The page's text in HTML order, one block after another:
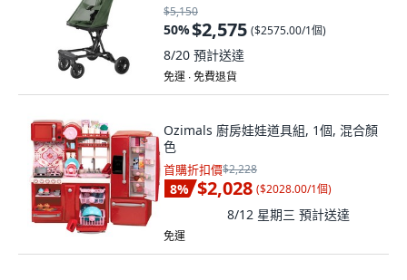
$5,150
50%$2,575 ($2575.00/1個)
8/20 預計送達
免運 ∙ 免費退貨
Ozimals 廚房娃娃道具組, 1個, 混合顏
色
首購折扣價$2,228
8% $2,028 ($2028.00/1個)
8/12 星期三 預計送達
免運